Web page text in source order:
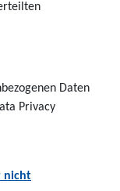
Daten
Privacy
nicht